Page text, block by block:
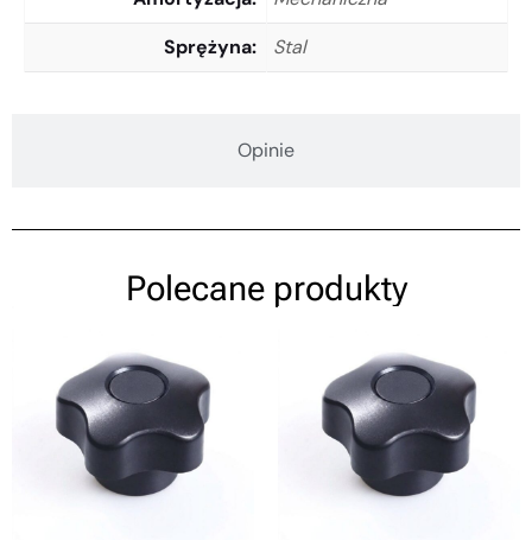
Opinie
Sprężyna
Stal
Polecane produkty